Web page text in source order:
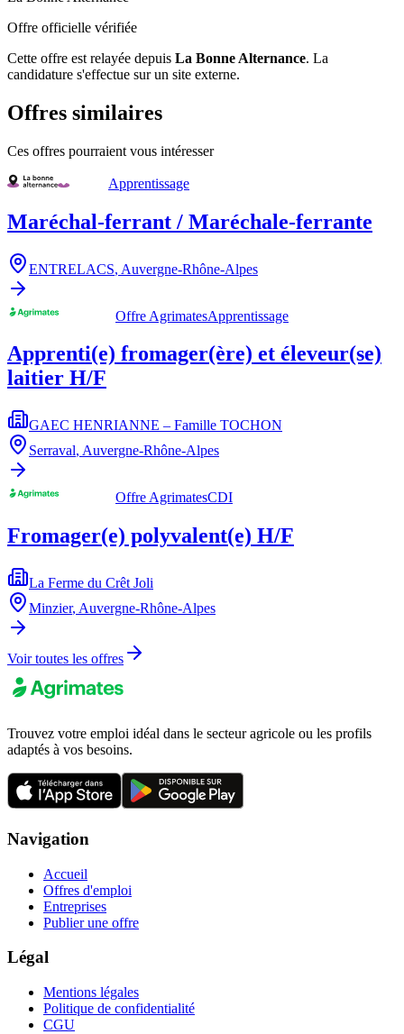
Offre officielle vérifiée
Cette offre est relayée depuis La Bonne Alternance. La
candidature s'effectue sur un site externe.
Offres similaires
Ces offres pourraient vous intéresser
Apprentissage
Maréchal-ferrant / Maréchale-ferrante
ENTRELACS, Auvergne-Rhône-Alpes
Offre AgrimatesApprentissage
Apprenti(e) fromager(ère) et éleveur(se)
laitier H/F
GAEC HENRIANNE – Famille TOCHON
Serraval, Auvergne-Rhône-Alpes
Offre AgrimatesCDI
Fromager(e) polyvalent(e) H/F
La Ferme du Crêt Joli
Minzier, Auvergne-Rhône-Alpes
Voir toutes les offres
Trouvez votre emploi idéal dans le secteur agricole ou les profils
adaptés à vos besoins.
Navigation
Accueil
Offres d'emploi
Entreprises
Publier une offre
Légal
Mentions légales
Politique de confidentialité
CGU